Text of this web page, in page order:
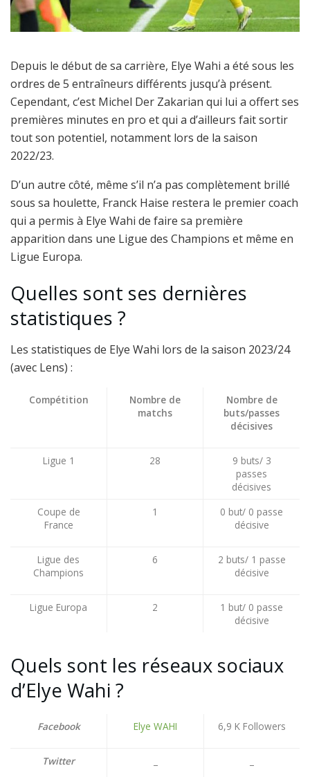
Depuis le début de sa carrière, Elye Wahi a été sous les
ordres de 5 entraîneurs différents jusqu’à présent.
Cependant, c’est Michel Der Zakarian qui lui a offert ses
premières minutes en pro et qui a d’ailleurs fait sortir
tout son potentiel, notamment lors de la saison
2022/23.
D’un autre côté, même s’il n’a pas complètement brillé
sous sa houlette, Franck Haise restera le premier coach
qui a permis à Elye Wahi de faire sa première
apparition dans une Ligue des Champions et même en
Ligue Europa.
Quelles sont ses dernières
statistiques ?
Les statistiques de Elye Wahi lors de la saison 2023/24
(avec Lens) :
Compétition
Nombre de
matchs
Nombre de
buts/passes
décisives
Ligue 1 28
9 buts/ 3
passes
décisives
Coupe de
France
1
0 but/ 0 passe
décisive
Ligue des
Champions
6
2 buts/ 1 passe
décisive
Ligue Europa 2
1 but/ 0 passe
décisive
Quels sont les réseaux sociaux
d’Elye Wahi ?
Facebook Elye WAHI 6,9 K Followers
Twitter